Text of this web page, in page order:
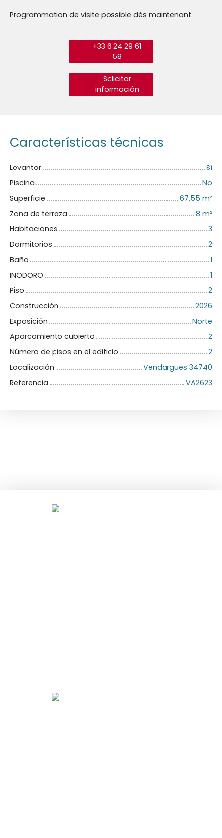
Programmation de visite possible dès maintenant.
+33 6 24 29 61
58
Solicitar
información
Características técnicas
Levantar
Sí
Piscina
No
Superficie
67.55 m²
Zona de terraza
8 m²
Habitaciones
3
Dormitorios
2
Baño
1
INODORO
1
Piso
2
Construcción
2026
Exposición
Norte
Aparcamiento cubierto
2
Número de pisos en el edificio
2
Localización
Vendargues 34740
Referencia
VA2623